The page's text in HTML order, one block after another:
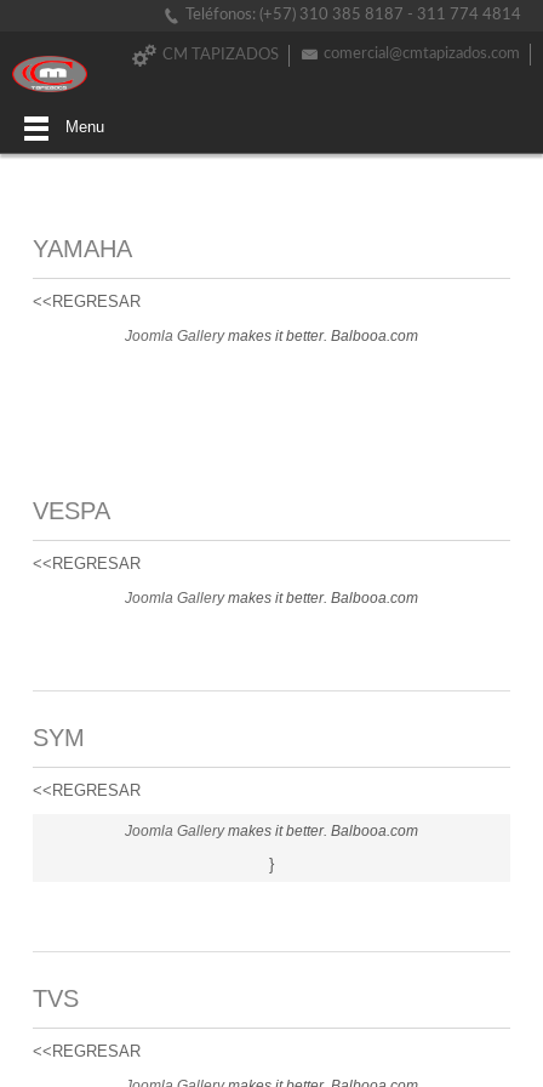
Teléfonos: (+57) 310 385 8187 - 311 774 4814
comercial@cmtapizados.com
CM TAPIZADOS
Menu
YAMAHA
<<REGRESAR
Joomla Gallerymakes it better. Balbooa.com
VESPA
<<REGRESAR
Joomla Gallerymakes it better. Balbooa.com
SYM
<<REGRESAR
Joomla Gallerymakes it better. Balbooa.com
}
TVS
<<REGRESAR